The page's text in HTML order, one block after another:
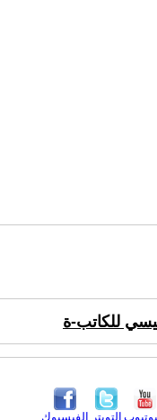
للكاتب-ة
الفيسبوك التويتر